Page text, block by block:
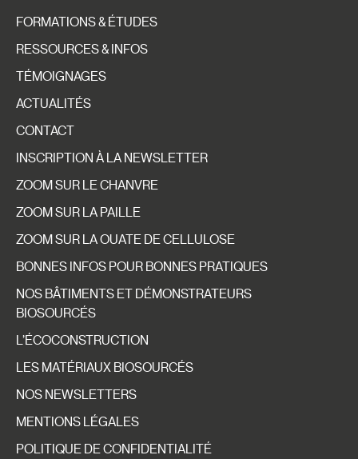
FORMATIONS & ÉTUDES
RESSOURCES & INFOS
TÉMOIGNAGES
ACTUALITÉS
CONTACT
INSCRIPTION À LA NEWSLETTER
ZOOM SUR LE CHANVRE
ZOOM SUR LA PAILLE
ZOOM SUR LA OUATE DE CELLULOSE
BONNES INFOS POUR BONNES PRATIQUES
NOS BÂTIMENTS ET DÉMONSTRATEURS
BIOSOURCÉS
L’ÉCOCONSTRUCTION
LES MATÉRIAUX BIOSOURCÉS
NOS NEWSLETTERS
MENTIONS LÉGALES
POLITIQUE DE CONFIDENTIALITÉ